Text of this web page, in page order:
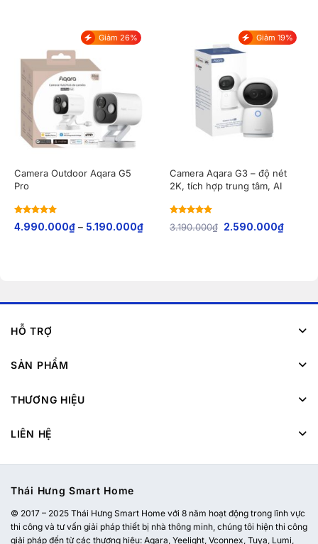
Giảm 26%
Camera Outdoor Aqara G5
Pro
Rated 5out
of 5
4.990.000₫– 5.190.000₫
Giảm 19%
Camera Aqara G3 – độ nét
2K, tích hợp trung tâm, AI
Rated
out
of 5
3.190.000₫ 2.590.000₫
HỖ TRỢ
SẢN PHẨM
THƯƠNG HIỆU
LIÊN HỆ
Thái Hưng Smart Home
© 2017 – 2025 Thái Hưng Smart Home với 8 năm hoạt động trong lĩnh vực
thi công và tư vấn giải pháp thiết bị nhà thông minh, chúng tôi hiện thi công
giải pháp đến từ các thương hiệu: Aqara, Yeelight, Vconnex, Tuya, Lumi,